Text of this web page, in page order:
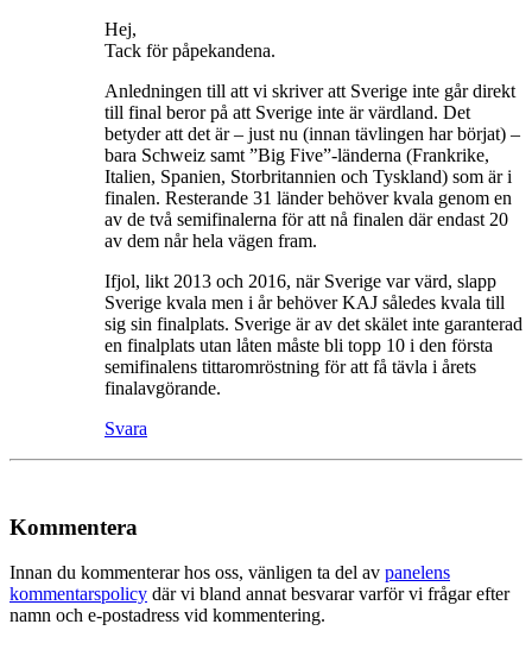
Hej,
Tack för påpekandena.
Anledningen till att vi skriver att Sverige inte går direkt
till final beror på att Sverige inte är värdland. Det
betyder att det är – just nu (innan tävlingen har börjat) –
bara Schweiz samt ”Big Five”-länderna (Frankrike,
Italien, Spanien, Storbritannien och Tyskland) som är i
finalen. Resterande 31 länder behöver kvala genom en
av de två semifinalerna för att nå finalen där endast 20
av dem når hela vägen fram.
Ifjol, likt 2013 och 2016, när Sverige var värd, slapp
Sverige kvala men i år behöver KAJ således kvala till
sig sin finalplats. Sverige är av det skälet inte garanterad
en finalplats utan låten måste bli topp 10 i den första
semifinalens tittaromröstning för att få tävla i årets
finalavgörande.
Svara
Kommentera
Innan du kommenterar hos oss, vänligen ta del av panelens
kommentarspolicy där vi bland annat besvarar varför vi frågar efter
namn och e-postadress vid kommentering.